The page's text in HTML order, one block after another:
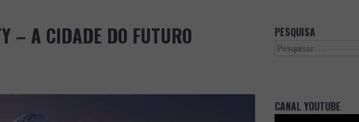
– A CIDADE DO FUTURO PESQUISA
Search
CANAL YOUTUBE